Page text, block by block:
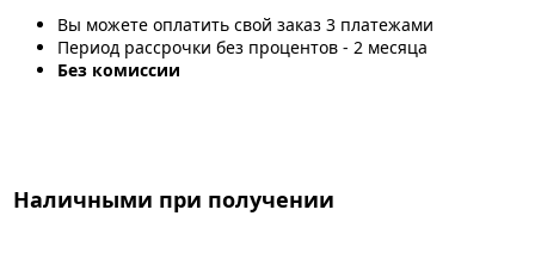
Вы можете оплатить свой заказ 3 платежами
Период рассрочки без процентов - 2 месяца
Без комиссии
Наличными при получении